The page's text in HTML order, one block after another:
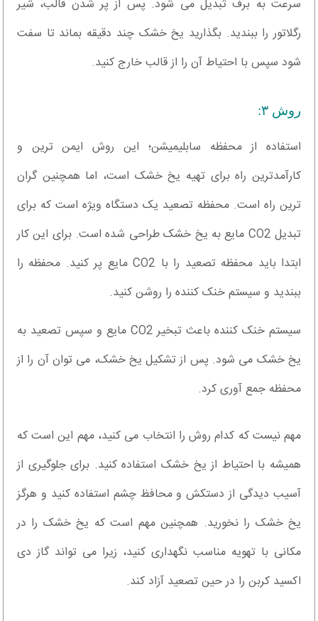
سرعت به برف تبدیل می شود. پس از پر شدن قالب، شیر
رگلاتور را ببندید. بگذارید یخ خشک چند دقیقه بماند تا سفت
شود سپس با احتیاط آن را از قالب خارج کنید.
روش ۳:
استفاده از محفظه سابلیمیشن؛ این روش ایمن ترین و
کارآمدترین راه برای تهیه یخ خشک است، اما همچنین گران
ترین راه است. محفظه تصعید یک دستگاه ویژه است که برای
تبدیل CO2 مایع به یخ خشک طراحی شده است. برای این کار
ابتدا باید محفظه تصعید را با CO2 مایع پر کنید. محفظه را
ببندید و سیستم خنک کننده را روشن کنید.
سیستم خنک کننده باعث تبخیر CO2 مایع و سپس تصعید به
یخ خشک می شود. پس از تشکیل یخ خشک، می توان آن را از
محفظه جمع آوری کرد.
مهم نیست که کدام روش را انتخاب می کنید، مهم این است که
همیشه با احتیاط از یخ خشک استفاده کنید. برای جلوگیری از
آسیب دیدگی از دستکش و محافظ چشم استفاده کنید و هرگز
یخ خشک را نخورید. همچنین مهم است که یخ خشک را در
مکانی با تهویه مناسب نگهداری کنید، زیرا می تواند گاز دی
اکسید کربن را در حین تصعید آزاد کند.